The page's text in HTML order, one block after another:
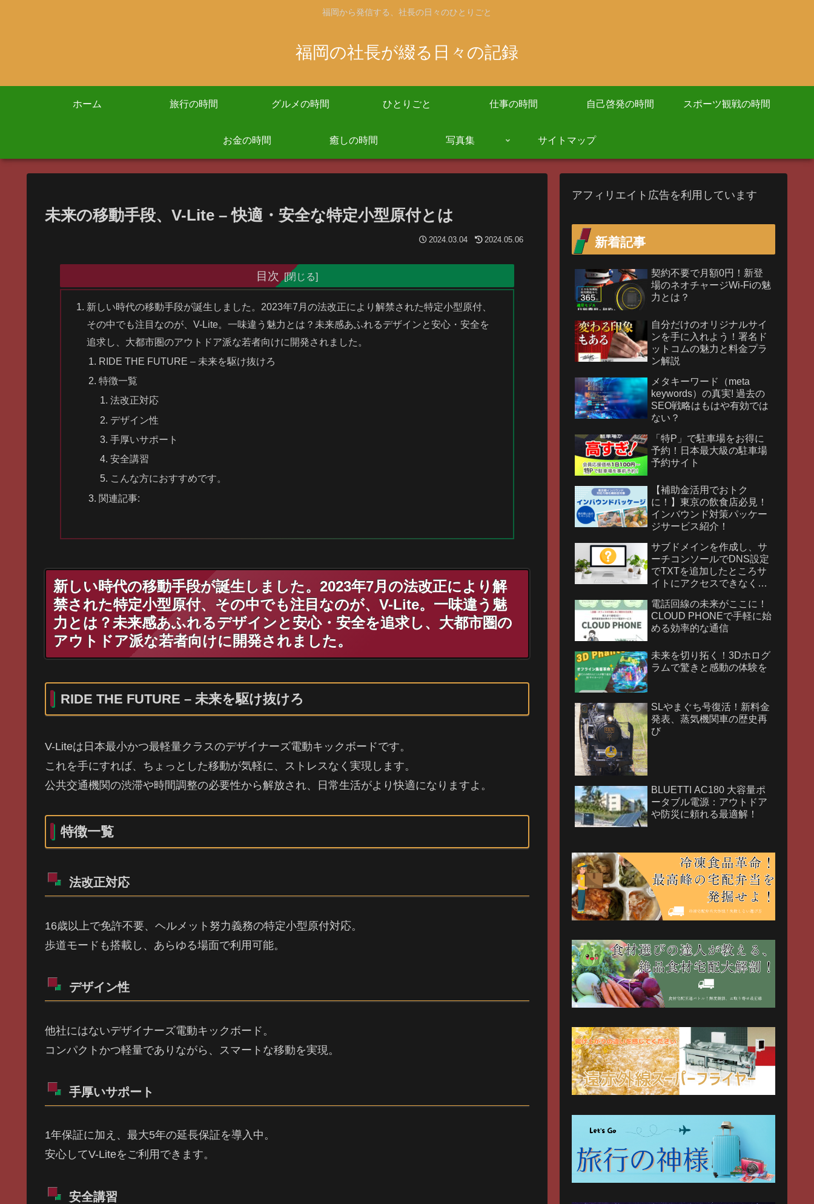
福岡から発信する、社長の日々のひとりごと
福岡の社長が綴る日々の記録
ホーム 旅行の時間 グルメの時間 ひとりごと 仕事の時間 自己啓発の時間 スポーツ観戦の時間
お金の時間 癒しの時間 写真集 サイトマップ
未来の移動手段、V-Lite – 快適・安全な特定小型原付とは
2024.03.04 2024.05.06
目次
新しい時代の移動手段が誕生しました。2023年7月の法改正により解禁された特定小型原付、
その中でも注目なのが、V-Lite。一味違う魅力とは？未来感あふれるデザインと安心・安全を
追求し、大都市圏のアウトドア派な若者向けに開発されました。
RIDE THE FUTURE – 未来を駆け抜けろ
特徴一覧
法改正対応
デザイン性
手厚いサポート
安全講習
こんな方におすすめです。
関連記事:
新しい時代の移動手段が誕生しました。2023年7月の法改正により解
禁された特定小型原付、その中でも注目なのが、V-Lite。一味違う魅
力とは？未来感あふれるデザインと安心・安全を追求し、大都市圏の
アウトドア派な若者向けに開発されました。
RIDE THE FUTURE – 未来を駆け抜けろ
V-Liteは日本最小かつ最軽量クラスのデザイナーズ電動キックボードです。
これを手にすれば、ちょっとした移動が気軽に、ストレスなく実現します。
公共交通機関の渋滞や時間調整の必要性から解放され、日常生活がより快適になりますよ。
特徴一覧
法改正対応
16歳以上で免許不要、ヘルメット努力義務の特定小型原付対応。
歩道モードも搭載し、あらゆる場面で利用可能。
デザイン性
他社にはないデザイナーズ電動キックボード。
コンパクトかつ軽量でありながら、スマートな移動を実現。
手厚いサポート
1年保証に加え、最大5年の延長保証を導入中。
安心してV-Liteをご利用できます。
安全講習
アフィリエイト広告を利用しています
新着記事
契約不要で月額0円！新登
場のネオチャージWi-Fiの魅
力とは？
自分だけのオリジナルサイ
ンを手に入れよう！署名ド
ットコムの魅力と料金プラ
ン解説
メタキーワード（meta
keywords）の真実! 過去の
SEO戦略はもはや有効では
ない？
「特P」で駐車場をお得に
予約！日本最大級の駐車場
予約サイト
【補助金活用でおトク
に！】東京の飲食店必見！
インバウンド対策パッケー
ジサービス紹介！
サブドメインを作成し、サ
ーチコンソールでDNS設定
でTXTを追加したところサ
イトにアクセスできなくな
電話回線の未来がここに！
CLOUD PHONEで手軽に始
める効率的な通信
未来を切り拓く！3Dホログ
ラムで驚きと感動の体験を
SLやまぐち号復活！新料金
発表、蒸気機関車の歴史再
び
BLUETTI AC180 大容量ポ
ータブル電源：アウトドア
や防災に頼れる最適解！